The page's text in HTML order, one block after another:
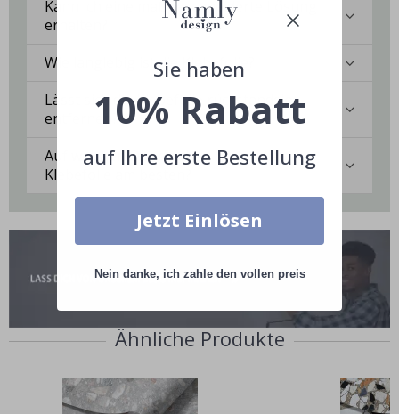
Kann ich eine maßgeschneiderte Lösung
erhalten?
Wie langlebig ist die Klebefolie?
Lässt sich die Klebefolie rückstandslos
entfernen?
Auf welchen Oberflächen haftet die
Klebefolie am besten?
Ähnliche Produkte
Sie haben
10% Rabatt
auf Ihre erste Bestellung
Jetzt Einlösen
Nein danke, ich zahle den vollen preis